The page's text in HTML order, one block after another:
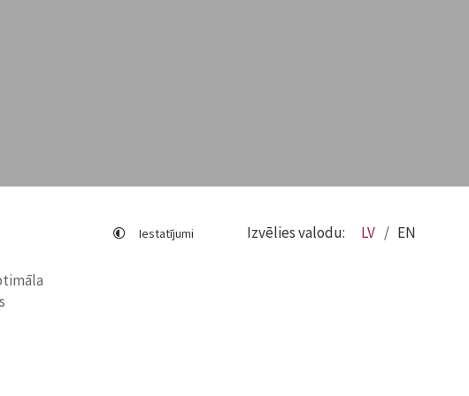
Iestatījumi Izvēlies valodu: LV EN